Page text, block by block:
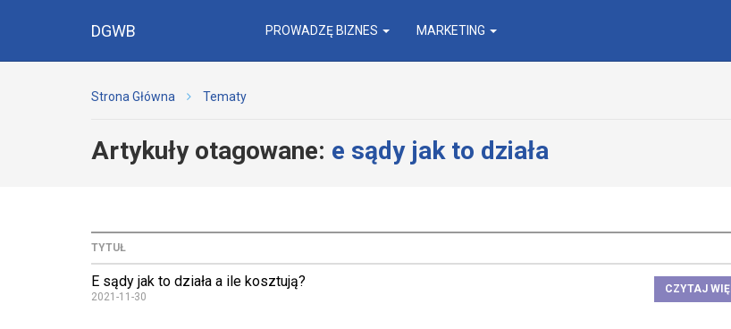
DGWB PROWADZĘ BIZNES MARKETING
Strona Główna Tematy
Artykuły otagowane: e sądy jak to działa
TYTUŁ
E sądy jak to działa a ile kosztują?
2021-11-30
CZYTAJ